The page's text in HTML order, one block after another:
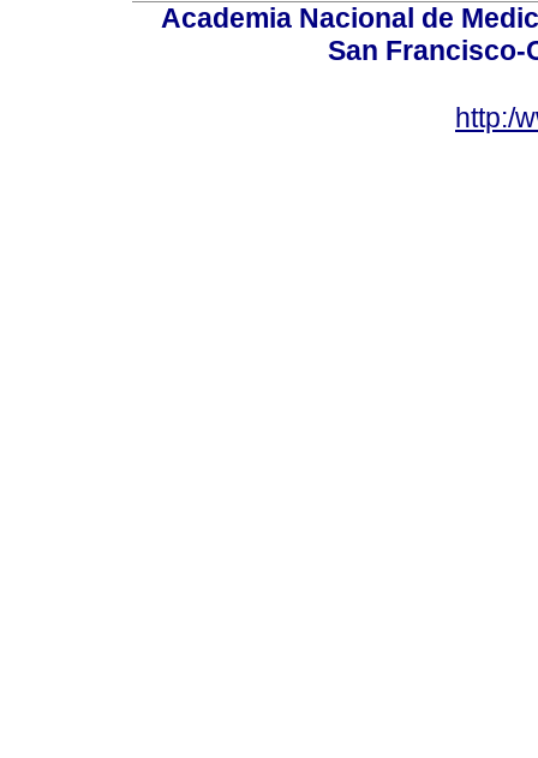
Academia Nacional de
San Francisco-
http:/